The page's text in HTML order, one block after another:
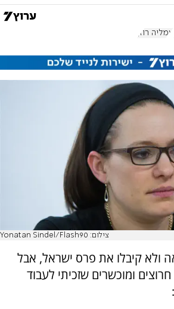
עמליה רוזן
צילום: Yonatan Sindel/Flash90
ולא קיבלו את פרס ישראל, אבל
ומוכשרים שזכיתי לעבוד